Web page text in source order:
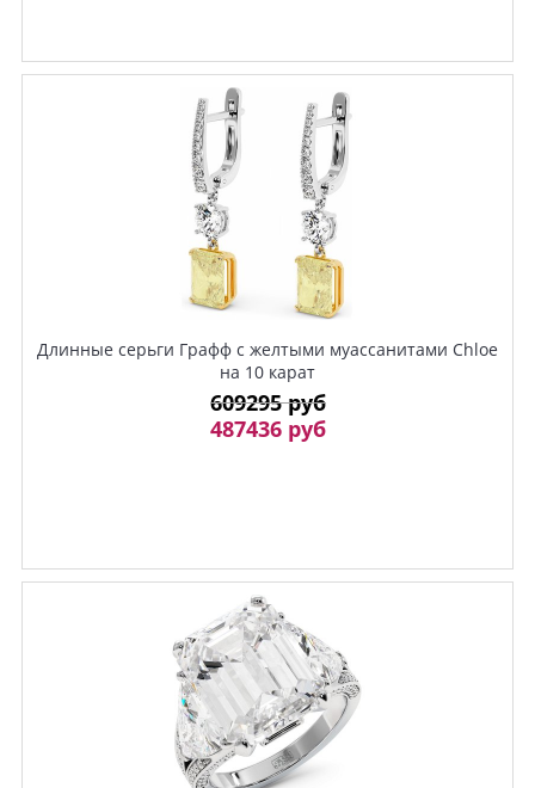
Длинные серьги Графф с желтыми муассанитами Chloe
на 10 карат
609295 руб
487436 руб